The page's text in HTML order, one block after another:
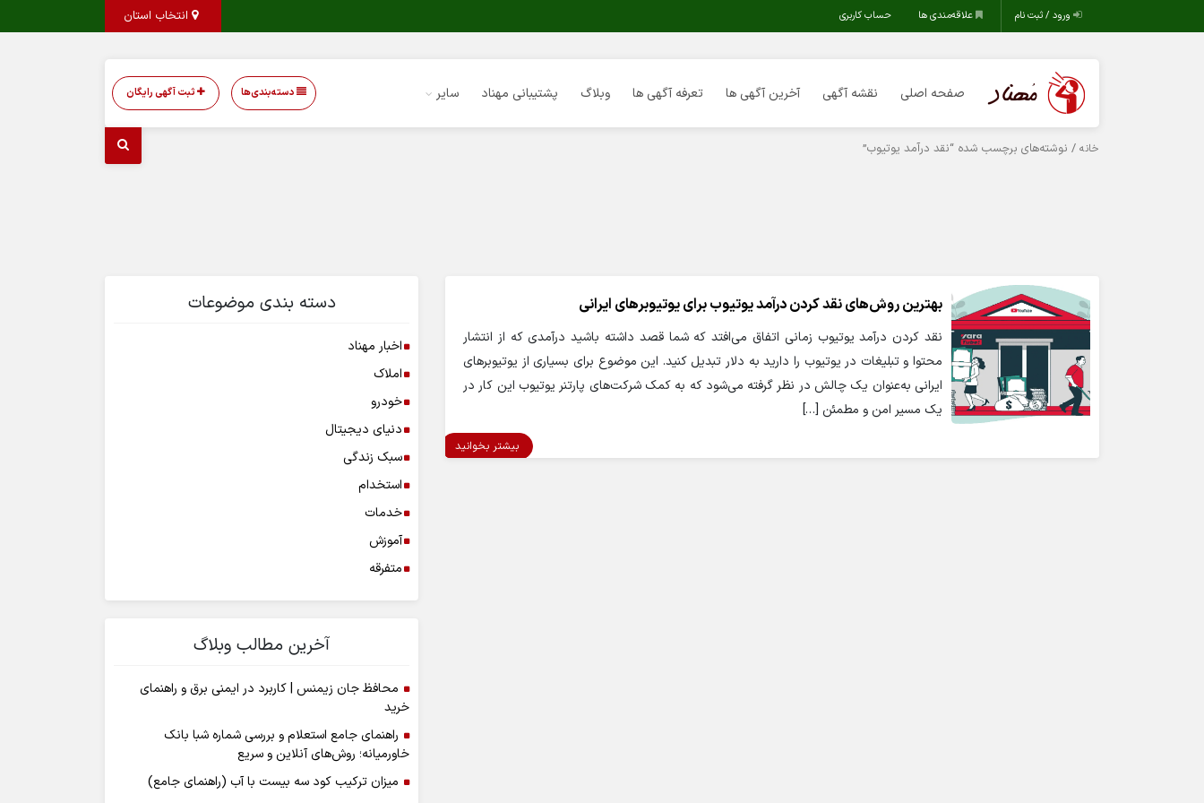
ورود / ثبت نام علاقه‌مندی ها حساب کاربری
صفحه اصلی نقشه آگهی آخرین آگهی ها تعرفه آگهی ها وبلاگ پشتیبانی مهناد سایر دسته‌بندی‌ها ثبت آگهی رایگان
خانه / نوشته‌های برچسب شده “نقد درآمد یوتیوب”
بهترین روش‌های نقد کردن درآمد یوتیوب برای یوتیوبرهای ایرانی
نقد کردن درآمد یوتیوب زمانی اتفاق می‌افتد که شما قصد داشته باشید درآمدی که از انتشار
محتوا و تبلیغات در یوتیوب را دارید به دلار تبدیل کنید. این موضوع برای بسیاری از یوتیوبرهای
ایرانی به‌عنوان یک چالش در نظر گرفته می‌شود که به کمک شرکت‌های پارتنر یوتیوب این کار در
یک مسیر امن و مطمئن […]
بیشتر بخوانید
دسته بندی موضوعات
اخبار مهناد
املاک
خودرو
دنیای دیجیتال
سبک زندگی
استخدام
خدمات
آموزش
متفرقه
آخرین مطالب وبلاگ
محافظ جان زیمنس | کاربرد در ایمنی برق و راهنمای
خرید
راهنمای جامع استعلام و بررسی شماره شبا بانک
خاورمیانه؛ روش‌های آنلاین و سریع
میزان ترکیب کود سه بیست با آب (راهنمای جامع)